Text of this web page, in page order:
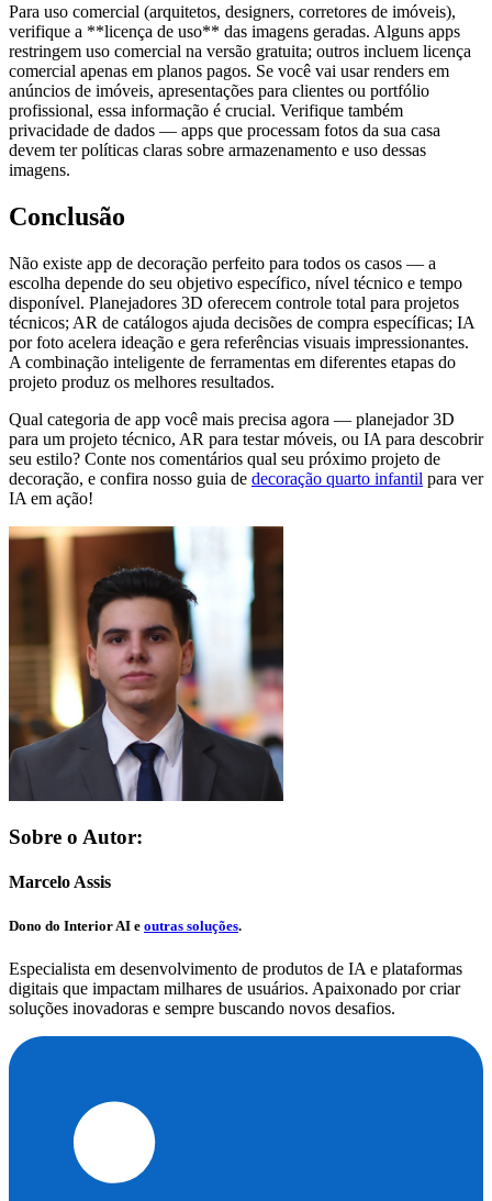
Para uso comercial (arquitetos, designers, corretores de imóveis),
verifique a **licença de uso** das imagens geradas. Alguns apps
restringem uso comercial na versão gratuita; outros incluem licença
comercial apenas em planos pagos. Se você vai usar renders em
anúncios de imóveis, apresentações para clientes ou portfólio
profissional, essa informação é crucial. Verifique também
privacidade de dados — apps que processam fotos da sua casa
devem ter políticas claras sobre armazenamento e uso dessas
imagens.
Conclusão
Não existe app de decoração perfeito para todos os casos — a
escolha depende do seu objetivo específico, nível técnico e tempo
disponível. Planejadores 3D oferecem controle total para projetos
técnicos; AR de catálogos ajuda decisões de compra específicas; IA
por foto acelera ideação e gera referências visuais impressionantes.
A combinação inteligente de ferramentas em diferentes etapas do
projeto produz os melhores resultados.
Qual categoria de app você mais precisa agora — planejador 3D
para um projeto técnico, AR para testar móveis, ou IA para descobrir
seu estilo? Conte nos comentários qual seu próximo projeto de
decoração, e confira nosso guia de decoração quarto infantil para ver
IA em ação!
Sobre o Autor:
Marcelo Assis
Dono do Interior AI e outras soluções.
Especialista em desenvolvimento de produtos de IA e plataformas
digitais que impactam milhares de usuários. Apaixonado por criar
soluções inovadoras e sempre buscando novos desafios.